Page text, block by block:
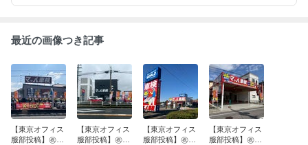
最近の画像つき記事
【東京オフィス
服部投稿】㊗️㊗️
【東京オフィス
服部投稿】㊗️マ
【東京オフィス
服部投稿】㊗️マ
【東京オフィス
服部投稿】㊗️マ